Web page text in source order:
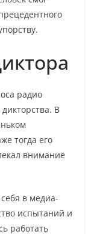
радио
В
тогда его
внимание
в медиа-
испытаний и
работать